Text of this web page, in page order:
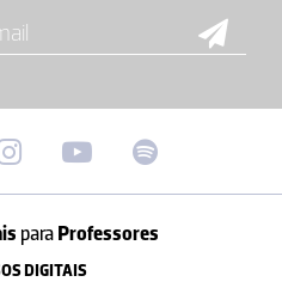
paraProfessores
DIGITAIS